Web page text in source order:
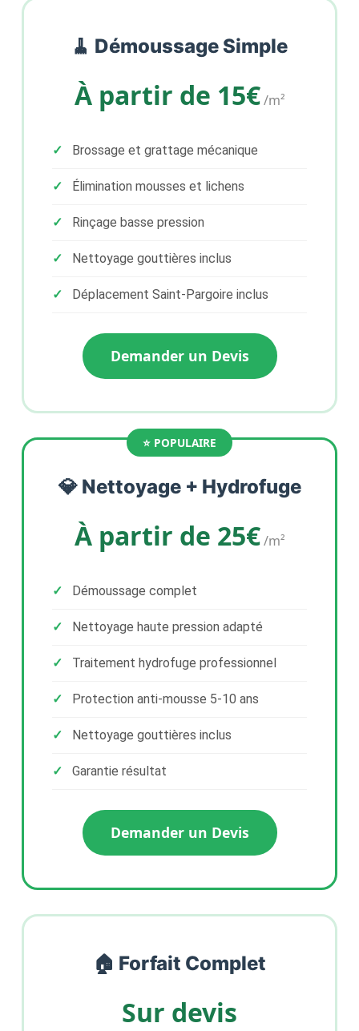
🧹 Démoussage Simple
À partir de 15€/m²
Brossage et grattage mécanique
Élimination mousses et lichens
Rinçage basse pression
Nettoyage gouttières inclus
Déplacement Saint-Pargoire inclus
Demander un Devis
💎 Nettoyage + Hydrofuge
À partir de 25€/m²
Démoussage complet
Nettoyage haute pression adapté
Traitement hydrofuge professionnel
Protection anti-mousse 5-10 ans
Nettoyage gouttières inclus
Garantie résultat
Demander un Devis
🏠 Forfait Complet
Sur devis